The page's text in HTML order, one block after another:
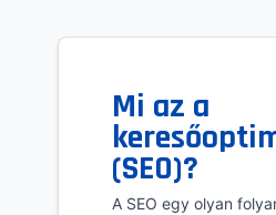
Mi az a
(SEO)?
A SEO egy olyan